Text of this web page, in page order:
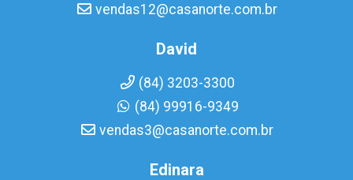
vendas12@casanorte.com.br
David
(84) 3203-3300
(84) 99916-9349
vendas3@casanorte.com.br
Edinara